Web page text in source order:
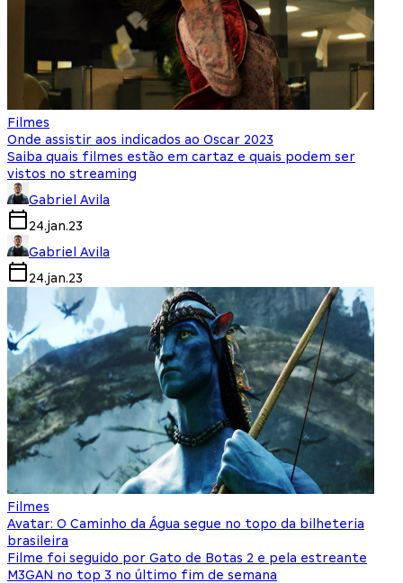
Filmes
Onde assistir aos indicados ao Oscar 2023
Saiba quais filmes estão em cartaz e quais podem ser
vistos no streaming
Gabriel Avila
24.jan.23
Gabriel Avila
24.jan.23
Filmes
Avatar: O Caminho da Água segue no topo da bilheteria
brasileira
Filme foi seguido por Gato de Botas 2 e pela estreante
M3GAN no top 3 no último fim de semana